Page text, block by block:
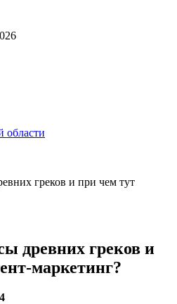
области
греков и при чем тут
древних греков и
маркетинг?